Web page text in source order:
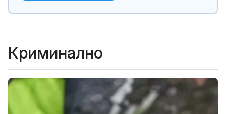
Криминално